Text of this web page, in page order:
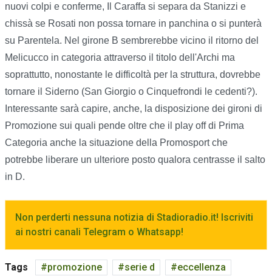
nuovi colpi e conferme, Il Caraffa si separa da Stanizzi e
chissà se Rosati non possa tornare in panchina o si punterà
su Parentela. Nel girone B sembrerebbe vicino il ritorno del
Melicucco in categoria attraverso il titolo dell'Archi ma
soprattutto, nonostante le difficoltà per la struttura, dovrebbe
tornare il Siderno (San Giorgio o Cinquefrondi le cedenti?).
Interessante sarà capire, anche, la disposizione dei gironi di
Promozione sui quali pende oltre che il play off di Prima
Categoria anche la situazione della Promosport che
potrebbe liberare un ulteriore posto qualora centrasse il salto
in D.
Non perderti nessuna notizia di Stadioradio.it! Iscriviti
ai nostri canali Telegram o Whatsapp!
Tags promozione serie d
eccellenza